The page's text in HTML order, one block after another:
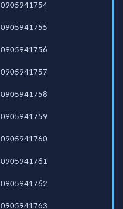
0905941754
0905941755
0905941756
0905941757
0905941758
0905941759
0905941760
0905941761
0905941762
0905941763